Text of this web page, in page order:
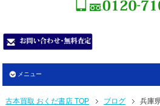
メニュー
古本買取 おくだ書店 TOP ブログ 兵庫